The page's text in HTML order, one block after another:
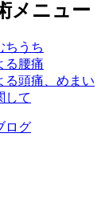
メニュー
うち
る腰痛
る頭痛、めまい
して